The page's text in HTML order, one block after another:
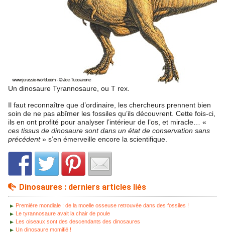
Un dinosaure Tyrannosaure, ou T rex.
Il faut reconnaître que d’ordinaire, les chercheurs prennent bien
soin de ne pas abîmer les fossiles qu’ils découvrent. Cette fois-ci,
ils en ont profité pour analyser l’intérieur de l’os, et miracle… «
ces tissus de dinosaure sont dans un état de conservation sans
précédent» s’en émerveille encore la scientifique.
Dinosaures : derniers articles liés
Première mondiale : de la moelle osseuse retrouvée dans des fossiles !
Le tyrannosaure avait la chair de poule
Les oiseaux sont des descendants des dinosaures
Un dinosaure momifié !